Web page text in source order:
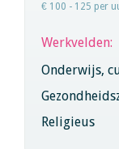
€ 100 - 125 per
Werkvelden:
Onderwijs,
Religieus